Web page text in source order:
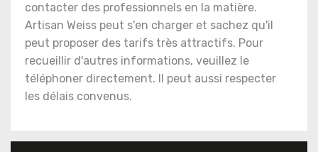
contacter des professionnels en la matière.
Artisan Weiss peut s'en charger et sachez qu'il
peut proposer des tarifs très attractifs. Pour
recueillir d'autres informations, veuillez le
téléphoner directement. Il peut aussi respecter
les délais convenus.